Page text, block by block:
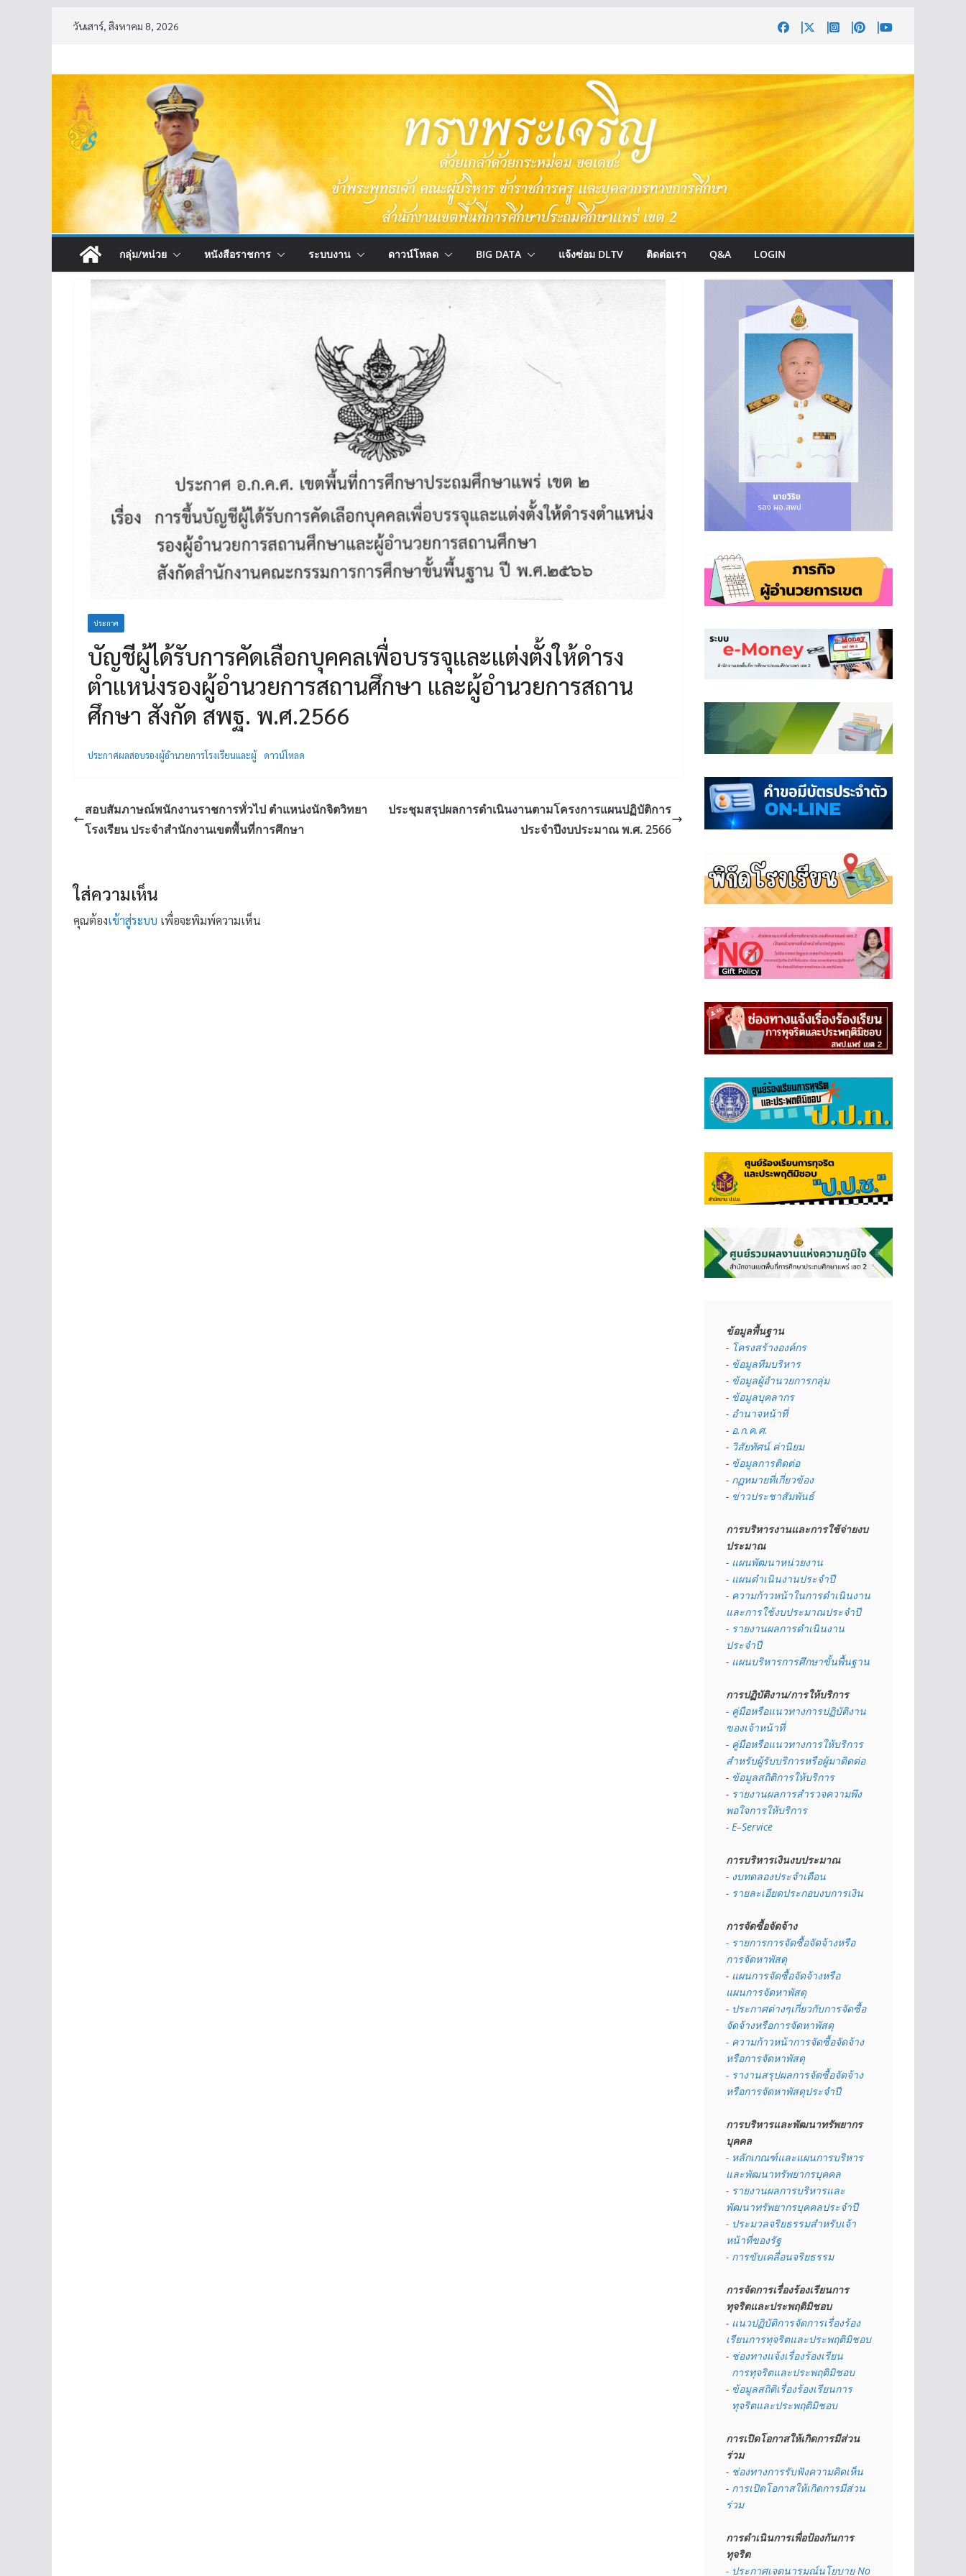
วันเสาร์, สิงหาคม 8, 2026
กลุ่ม/หน่วย หนังสือราชการ ระบบงาน ดาวน์โหลด BIG DATA แจ้งซ่อม DLTV ติดต่อเรา Q&A LOGIN
ประกาศ
บัญชีผู้ได้รับการคัดเลือกบุคคลเพื่อบรรจุและแต่งตั้งให้ดำรง
ตำแหน่งรองผู้อำนวยการสถานศึกษา และผู้อำนวยการสถาน
ศึกษา สังกัด สพฐ. พ.ศ.2566
ประกาศผลสอบรองผู้อำนวยการโรงเรียนและผู้ ดาวน์โหลด
สอบสัมภาษณ์พนักงานราชการทั่วไป ตำแหน่งนักจิตวิทยา
โรงเรียน ประจำสำนักงานเขตพื้นที่การศึกษา
ประชุมสรุปผลการดำเนินงานตามโครงการแผนปฏิบัติการ
ประจำปีงบประมาณ พ.ศ. 2566
ใส่ความเห็น
คุณต้องเข้าสู่ระบบ เพื่อจะพิมพ์ความเห็น
ข้อมูลพื้นฐาน
- โครงสร้างองค์กร
- ข้อมูลทีมบริหาร
- ข้อมูลผู้อำนวยการกลุ่ม
- ข้อมูลบุคลากร
- อำนาจหน้าที่
- อ.ก.ค.ศ.
- วิสัยทัศน์ ค่านิยม
- ข้อมูลการติดต่อ
- กฏหมายที่เกี่ยวข้อง
- ข่าวประชาสัมพันธ์
การบริหารงานและการใช้จ่ายงบ
ประมาณ
- แผนพัฒนาหน่วยงาน
- แผนดำเนินงานประจำปี
- ความก้าวหน้าในการดำเนินงาน
และการใช้งบประมาณประจำปี
- รายงานผลการดำเนินงาน
ประจำปี
- แผนบริหารการศึกษาขั้นพื้นฐาน
การปฏิบัติงาน/การให้บริการ
- คู่มือหรือแนวทางการปฏิบัติงาน
ของเจ้าหน้าที่
- คู่มือหรือแนวทางการให้บริการ
สำหรับผู้รับบริการหรือผู้มาติดต่อ
- ข้อมูลสถิติการให้บริการ
- รายงานผลการสำรวจความพึง
พอใจการให้บริการ
- E–Service
การบริหารเงินงบประมาณ
- งบทดลองประจำเดือน
- รายละเอียดประกอบงบการเงิน
การจัดซื้อจัดจ้าง
- รายการการจัดซื้อจัดจ้างหรือ
การจัดหาพัสดุ
- แผนการจัดซื้อจัดจ้างหรือ
แผนการจัดหาพัสดุ
- ประกาศต่างๆเกี่ยวกับการจัดซื้อ
จัดจ้างหรือการจัดหาพัสดุ
- ความก้าวหน้าการจัดซื้อจัดจ้าง
หรือการจัดหาพัสดุ
- รางานสรุปผลการจัดซื้อจัดจ้าง
หรือการจัดหาพัสดุประจำปี
การบริหารและพัฒนาทรัพยากร
บุคคล
- หลักเกณฑ์และแผนการบริหาร
และพัฒนาทรัพยากรบุคคล
- รายงานผลการบริหารและ
พัฒนาทรัพยากรบุคคลประจำปี
- ประมวลจริยธรรมสำหรับเจ้า
หน้าที่ของรัฐ
- การขับเคลื่อนจริยธรรม
การจัดการเรื่องร้องเรียนการ
ทุจริตและประพฤติมิชอบ
- แนวปฏิบัติการจัดการเรื่องร้อง
เรียนการทุจริตและประพฤติมิชอบ
- ช่องทางแจ้งเรื่องร้องเรียน
  การทุจริตและประพฤติมิชอบ
- ข้อมูลสถิติเรื่องร้องเรียนการ
  ทุจริตและประพฤติมิชอบ
การเปิดโอกาสให้เกิดการมีส่วน
ร่วม
- ช่องทางการรับฟังความคิดเห็น
- การเปิดโอกาสให้เกิดการมีส่วน
ร่วม
การดำเนินการเพื่อป้องกันการ
ทุจริต
- ประกาศเจตนารมณ์นโยบาย No